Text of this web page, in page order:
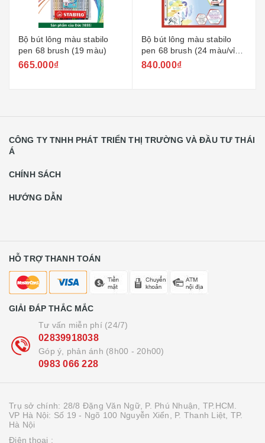
Bộ bút lông màu stabilo
pen 68 brush (19 màu)
665.000₫
Bộ bút lông màu stabilo
pen 68 brush (24 màu/vỉ
giấy)
840.000₫
CÔNG TY TNHH PHÁT TRIỂN THỊ TRƯỜNG VÀ ĐẦU TƯ THÁI
Á
CHÍNH SÁCH
HƯỚNG DẪN
HỖ TRỢ THANH TOÁN
GIẢI ĐÁP THẮC MẮC
Tư vấn miễn phí (24/7)
02839918038
Góp ý, phản ánh (8h00 - 20h00)
0983 066 228
Trụ sở chính: 28/8 Đặng Văn Ngữ, P. Phú Nhuận, TP.HCM.
VP Hà Nội: Số 19 - Ngõ 100 Nguyễn Xiển, P. Thanh Liệt, TP.
Hà Nội
Điện thoại :